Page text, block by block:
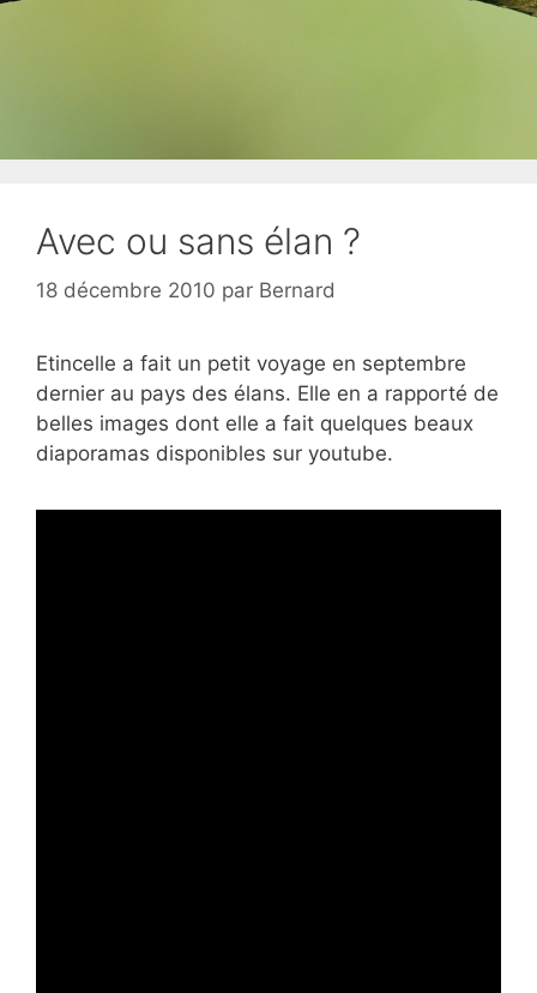
Avec ou sans élan ?
18 décembre 2010 par Bernard
Etincelle a fait un petit voyage en septembre
dernier au pays des élans. Elle en a rapporté de
belles images dont elle a fait quelques beaux
diaporamas disponibles sur youtube.